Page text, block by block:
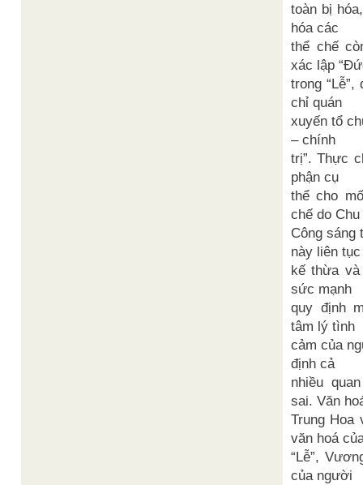
toàn bị
hóa các
thể chế
xác lập
trong
chỉ quán
xuyến tổ
– chính
trị”. Thực
phận cụ
thể cho
chế do Chu
Công sáng
này liên tục
kế thừa
sức mạnh
quy định
tâm lý tình
cảm của
định cả
nhiều
sai. Văn
Trung Hoa
văn hoá
“Lễ”,
của người